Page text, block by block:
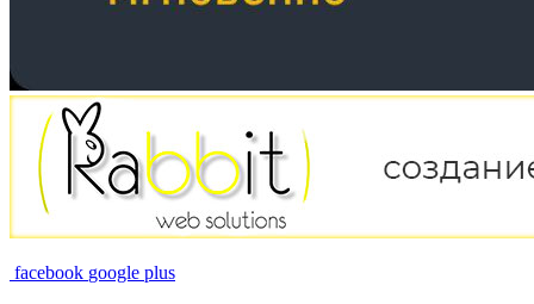
facebook google plus